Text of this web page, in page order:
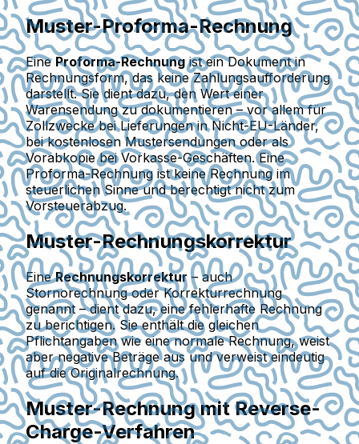
Muster-Proforma-Rechnung
Eine Proforma-Rechnungist ein Dokument in
Rechnungsform, das keine Zahlungsaufforderung
darstellt. Sie dient dazu, den Wert einer
Warensendung zu dokumentieren – vor allem für
Zollzwecke bei Lieferungen in Nicht-EU-Länder,
bei kostenlosen Mustersendungen oder als
Vorabkopie bei Vorkasse-Geschäften. Eine
Proforma-Rechnung ist keine Rechnung im
steuerlichen Sinne und berechtigt nicht zum
Vorsteuerabzug.
Muster-Rechnungskorrektur
EineRechnungskorrektur – auch
Stornorechnung oder Korrekturrechnung
genannt – dient dazu, eine fehlerhafte Rechnung
zu berichtigen. Sie enthält die gleichen
Pflichtangaben wie eine normale Rechnung, weist
aber negative Beträge aus und verweist eindeutig
auf die Originalrechnung.
Muster-Rechnung mit Reverse-
Charge-Verfahren